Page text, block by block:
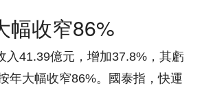
幅收窄86%
入41.39億元，增加37.8%，其虧
年大幅收窄86%。國泰指，快運